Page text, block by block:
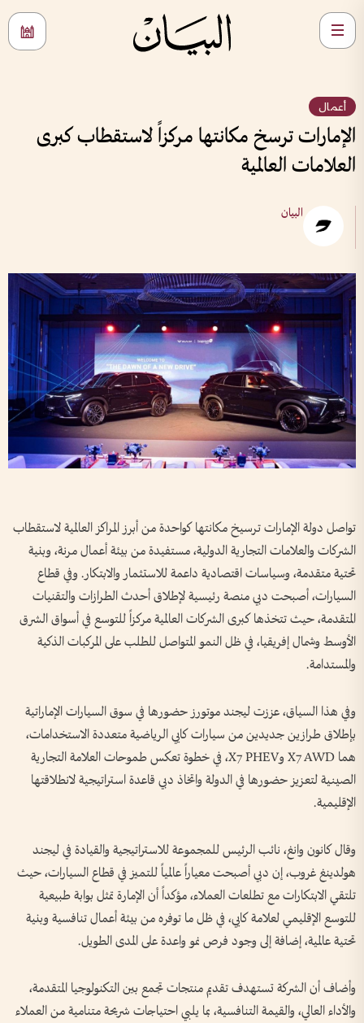
أعمال
الإمارات ترسخ مكانتها مركزاً لاستقطاب كبرى
العلامات العالمية
البيان
تواصل دولة الإمارات ترسيخ مكانتها كواحدة من أبرز المراكز العالمية لاستقطاب
الشركات والعلامات التجارية الدولية، مستفيدة من بيئة أعمال مرنة، وبنية
تحتية متقدمة، وسياسات اقتصادية داعمة للاستثمار والابتكار. وفي قطاع
السيارات، أصبحت دبي منصة رئيسية لإطلاق أحدث الطرازات والتقنيات
المتقدمة، حيث تتخذها كبرى الشركات العالمية مركزاً للتوسع في أسواق الشرق
الأوسط وشمال إفريقيا، في ظل النمو المتواصل للطلب على المركبات الذكية
والمستدامة.
وفي هذا السياق، عززت ليجند موتورز حضورها في سوق السيارات الإماراتية
بإطلاق طرازين جديدين من سيارات كايي الرياضية متعددة الاستخدامات،
هما X7 AWD وX7 PHEV، في خطوة تعكس طموحات العلامة التجارية
الصينية لتعزيز حضورها في الدولة واتخاذ دبي قاعدة استراتيجية لانطلاقتها
الإقليمية.
وقال كانون وانغ، نائب الرئيس للمجموعة للاستراتيجية والقيادة في ليجند
هولدينغ غروب، إن دبي أصبحت معياراً عالمياً للتميز في قطاع السيارات، حيث
تلتقي الابتكارات مع تطلعات العملاء، مؤكداً أن الإمارة تمثل بوابة طبيعية
للتوسع الإقليمي لعلامة كايي، في ظل ما توفره من بيئة أعمال تنافسية وبنية
تحتية عالمية، إضافة إلى وجود فرص نمو واعدة على المدى الطويل.
وأضاف أن الشركة تستهدف تقديم منتجات تجمع بين التكنولوجيا المتقدمة،
والأداء العالي، والقيمة التنافسية، بما يلبي احتياجات شريحة متنامية من العملاء